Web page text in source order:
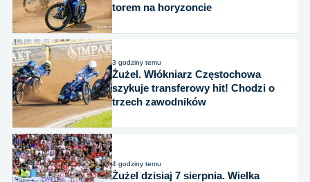
torem na horyzoncie
3 godziny temu
Żużel. Włókniarz Częstochowa
szykuje transferowy hit! Chodzi o
trzech zawodników
4 godziny temu
Żużel dzisiaj 7 sierpnia. Wielka